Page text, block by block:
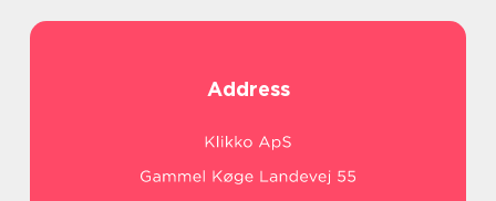
Address